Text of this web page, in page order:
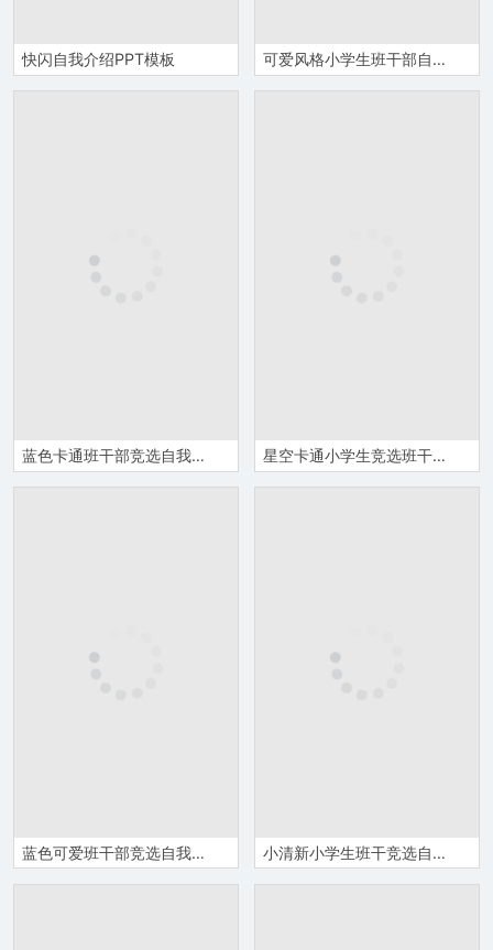
快闪自我介绍PPT模板 可爱风格小学生班干部自我介绍PPT模板
蓝色卡通班干部竞选自我介绍PPT模板 星空卡通小学生竞选班干部自我介绍PPT模板
蓝色可爱班干部竞选自我介绍PPT模板 小清新小学生班干竞选自我介绍